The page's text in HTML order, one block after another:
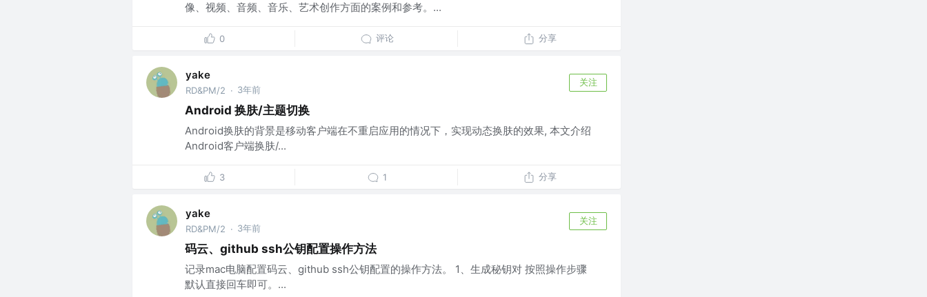
像、视频、音频、音乐、艺术创作方面的案例和参考。...
0 评论 分享
yake
RD&PM/2 · 3年前
关注
Android 换肤/主题切换
Android换肤的背景是移动客户端在不重启应用的情况下，实现动态换肤的效果, 本文介绍
Android客户端换肤/...
3 1 分享
yake
RD&PM/2 · 3年前
关注
码云、github ssh公钥配置操作方法
记录mac电脑配置码云、github ssh公钥配置的操作方法。 1、生成秘钥对 按照操作步骤
默认直接回车即可。...